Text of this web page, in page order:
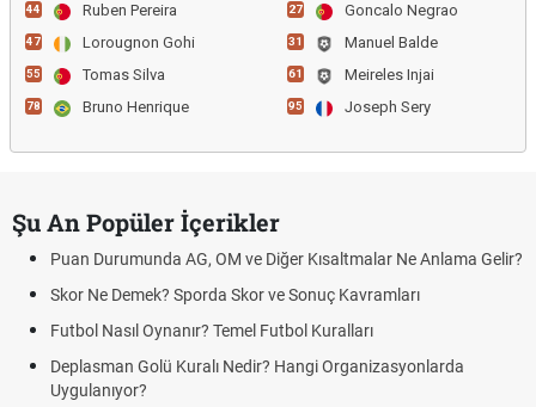
44 Ruben Pereira
47 Lorougnon Gohi
55 Tomas Silva
78 Bruno Henrique
27 Goncalo Negrao
31 Manuel Balde
61 Meireles Injai
95 Joseph Sery
Şu An Popüler İçerikler
Puan Durumunda AG, OM ve Diğer Kısaltmalar Ne Anlama Gelir?
Skor Ne Demek? Sporda Skor ve Sonuç Kavramları
Futbol Nasıl Oynanır? Temel Futbol Kuralları
Deplasman Golü Kuralı Nedir? Hangi Organizasyonlarda
Uygulanıyor?